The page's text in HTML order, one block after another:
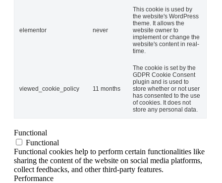
elementor never
This cookie is used by
the website's WordPress
theme. It allows the
website owner to
implement or change the
website's content in real-
time.
viewed_cookie_policy 11 months
The cookie is set by the
GDPR Cookie Consent
plugin and is used to
store whether or not user
has consented to the use
of cookies. It does not
store any personal data.
Functional
Functional
Functional cookies help to perform certain functionalities like
sharing the content of the website on social media platforms,
collect feedbacks, and other third-party features.
Performance